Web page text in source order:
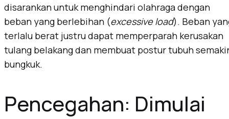
disarankan untuk menghindari olahraga dengan
beban yang berlebihan (excessive load). Beban
terlalu berat justru dapat memperparah kerusakan
tulang belakang dan membuat postur tubuh
bungkuk.
Pencegahan: Dimulai